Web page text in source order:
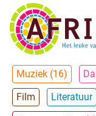
Muziek (16)
Film
Literatuur